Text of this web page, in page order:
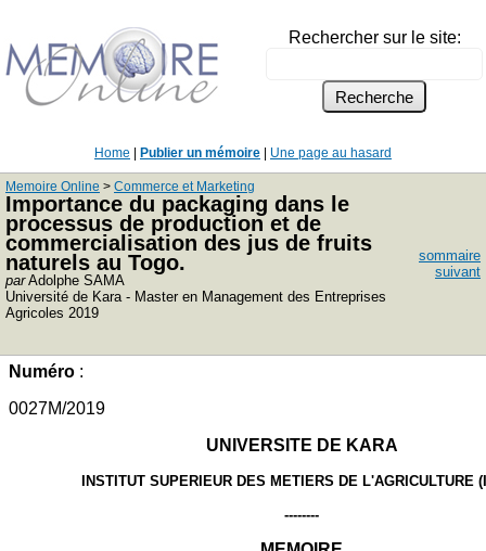
Rechercher sur le site:
Home Publier un mémoire Une page au hasard
Memoire Online > Commerce et Marketing
Importance du packaging dans le
processus de production et de
commercialisation des jus de fruits
naturels au Togo.
parAdolphe SAMA
Université de Kara - Master en Management des Entreprises
Agricoles 2019
sommaire
suivant
Numéro :
0027M/2019
UNIVERSITE DE KARA
INSTITUT SUPERIEUR DES METIERS DE L'AGRICULTURE
--------